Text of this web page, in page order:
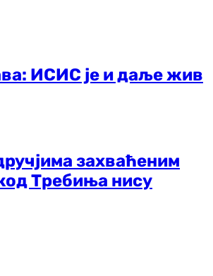
ИСИС је и даље жив
захваћеним
Требиња нису